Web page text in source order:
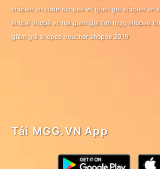
shopee vn code shopee vn giam gia shopee vn
shopê shopê vn ma giam gia tìm mgg shopee
giảm giá shopee voucher shopee 2019
Tải MGG.VN App